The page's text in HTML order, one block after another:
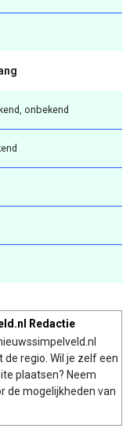
onbekend
Redactie
regio. Wil je zelf een
plaatsen? Neem
de mogelijkheden van